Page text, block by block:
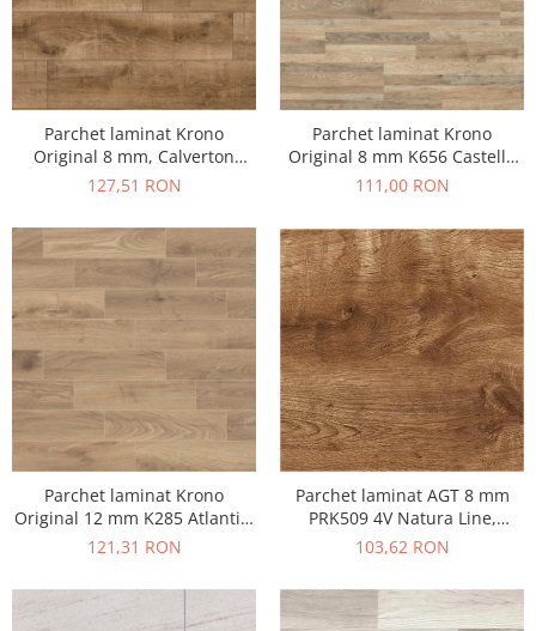
Parchet laminat Krono
Original 8 mm, Calverton
Stejar K462, clasa 33 AC5
127,51 RON
Parchet laminat Krono
Original 8 mm K656 Castello
Classic, clasa 32 AC4
111,00 RON
Parchet laminat Krono
Original 12 mm K285 Atlantic,
clasa 33 AC5
121,31 RON
Parchet laminat AGT 8 mm
PRK509 4V Natura Line,
Rodos, clasa 32 AC4
103,62 RON